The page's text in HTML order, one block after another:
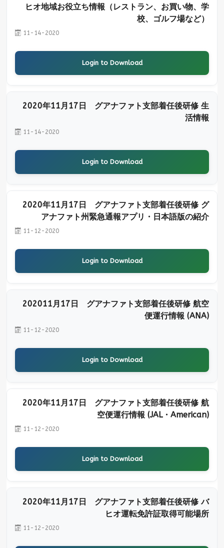
ヒオ地域お役立ち情報（レストラン、お買い物、学
校、ゴルフ場など）
11-14-2020
Login to Download
2020年11月17日 グアナファト支部着任後研修 生
活情報
11-14-2020
Login to Download
2020年11月17日 グアナファト支部着任後研修 グ
アナファト州緊急通報アプリ・日本語版の紹介
11-12-2020
Login to Download
202011月17日 グアナファト支部着任後研修 航空
便運行情報 (ANA)
11-12-2020
Login to Download
2020年11月17日 グアナファト支部着任後研修 航
空便運行情報 (JAL・American)
11-12-2020
Login to Download
2020年11月17日 グアナファト支部着任後研修 バ
ヒオ運転免許証取得可能場所
11-12-2020